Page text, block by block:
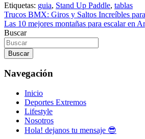
Etiquetas: guia, Stand Up Paddle, tablas
Navegación
de
entradas
Trucos BMX: Giros y Saltos Increíbles
Las 10 mejores montañas para escalar en
Buscar
Buscar
Navegación
Inicio
Deportes Extremos
Lifestyle
Nosotros
Hola! dejanos tu mensaje 😎